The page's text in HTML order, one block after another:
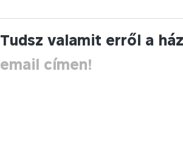
Tudsz valamit erről a
email címen!